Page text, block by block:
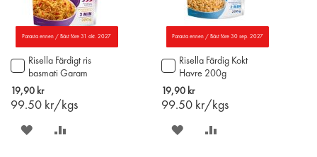
Parasta ennen / Bäst före 31 okt. 2027
Risella Färdigt ris
basmati Garam
Masala 200g
19,90 kr
99.50 kr/kgs
Lägg
till
i
varukorgen
SPARA
Parasta ennen / Bäst före 30 sep. 2027
Risella Färdig Kokt
Havre 200g
19,90 kr
99.50 kr/kgs
Lägg
till
i
varukorgen
SPARA